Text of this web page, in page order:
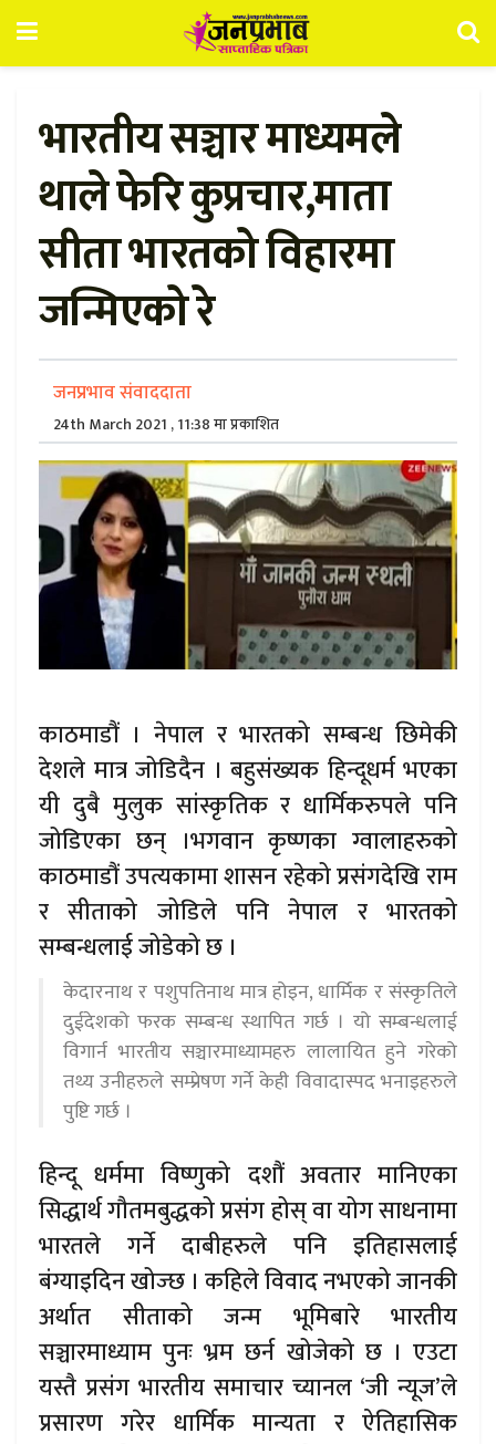
भारतीय सञ्चार माध्यमले
थाले फेरि कुप्रचार,माता
सीता भारतको विहारमा
जन्मिएको रे
जनप्रभाव संवाददाता
24th March 2021 , 11:38 मा प्रकाशित
काठमाडौं । नेपाल र भारतको सम्बन्ध छिमेकी
देशले मात्र जोडिदैन । बहुसंख्यक हिन्दूधर्म भएका
यी दुबै मुलुक सांस्कृतिक र धार्मिकरुपले पनि
जोडिएका छन् ।भगवान कृष्णका ग्वालाहरुको
काठमाडौं उपत्यकामा शासन रहेको प्रसंगदेखि राम
र सीताको जोडिले पनि नेपाल र भारतको
सम्बन्धलाई जोडेको छ ।
केदारनाथ र पशुपतिनाथ मात्र होइन, धार्मिक र संस्कृतिले
दुईदेशको फरक सम्बन्ध स्थापित गर्छ । यो सम्बन्धलाई
विगार्न भारतीय सञ्चारमाध्यामहरु लालायित हुने गरेको
तथ्य उनीहरुले सम्प्रेषण गर्ने केही विवादास्पद भनाइहरुले
पुष्टि गर्छ ।
हिन्दू धर्ममा विष्णुको दशौं अवतार मानिएका
सिद्धार्थ गौतमबुद्धको प्रसंग होस् वा योग साधनामा
भारतले गर्ने दाबीहरुले पनि इतिहासलाई
बंग्याइदिन खोज्छ । कहिले विवाद नभएको जानकी
अर्थात सीताको जन्म भूमिबारे भारतीय
सञ्चारमाध्याम पुनः भ्रम छर्न खोजेको छ । एउटा
यस्तै प्रसंग भारतीय समाचार च्यानल ‘जी न्यूज’ले
प्रसारण गरेर धार्मिक मान्यता र ऐतिहासिक